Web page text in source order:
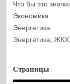
Что бы это
Экономика
Энергетика
Энергетика,
Страницы